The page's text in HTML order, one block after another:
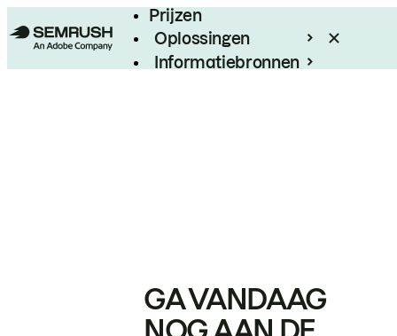
Prijzen
Oplossingen
Informatiebronnen
GA VANDAAG